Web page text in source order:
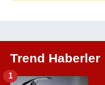
Trend Haberler
1